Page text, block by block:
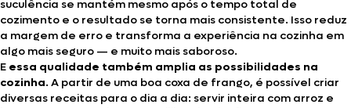
suculência se mantém mesmo após o tempo total de
cozimento e o resultado se torna mais consistente. Isso reduz
a margem de erro e transforma a experiência na cozinha em
algo mais seguro — e muito mais saboroso.
E essa qualidade também amplia as possibilidades na
cozinha. A partir de uma boa coxa de frango, é possível criar
diversas receitas para o dia a dia: servir inteira com arroz e